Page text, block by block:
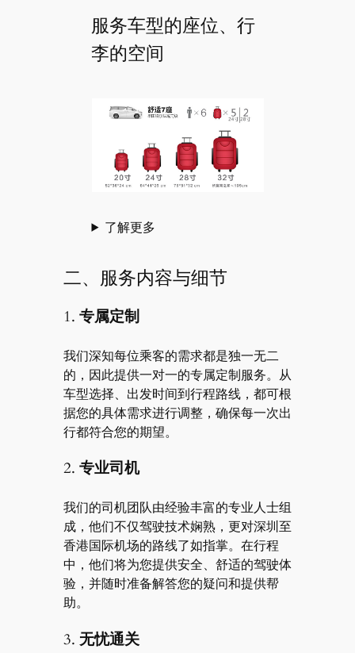
服务车型的座位、行
李的空间
了解更多
二、服务内容与细节
1. 专属定制
我们深知每位乘客的需求都是独一无二
的，因此提供一对一的专属定制服务。从
车型选择、出发时间到行程路线，都可根
据您的具体需求进行调整，确保每一次出
行都符合您的期望。
2. 专业司机
我们的司机团队由经验丰富的专业人士组
成，他们不仅驾驶技术娴熟，更对深圳至
香港国际机场的路线了如指掌。在行程
中，他们将为您提供安全、舒适的驾驶体
验，并随时准备解答您的疑问和提供帮
助。
3. 无忧通关